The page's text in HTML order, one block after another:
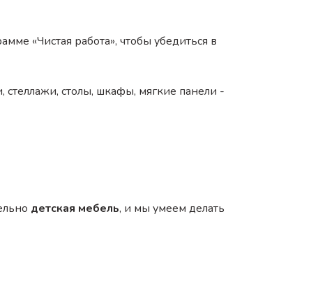
«Чистая работа», чтобы убедиться в
столы, шкафы, мягкие панели -
детская мебель, и мы умеем делать